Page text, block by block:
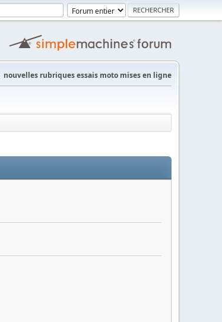
nouvelles rubriques essais moto mises en ligne